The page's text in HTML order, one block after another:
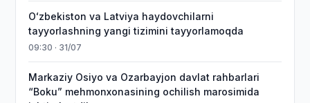
Oʻzbekiston va Latviya haydovchilarni
tayyorlashning yangi tizimini tayyorlamoqda
09:30 · 31/07
Markaziy Osiyo va Ozarbayjon davlat rahbarlari
“Boku” mehmonxonasining ochilish marosimida